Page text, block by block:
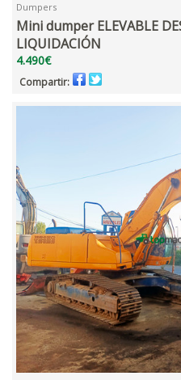
Dumpers
Mini dumper ELEVABLE
LIQUIDACIÓN
4.490€
Compartir: